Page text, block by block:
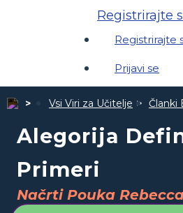
Registrirajte
Registrirajte
Prijavi se
Vsi Viri za Učitelje Članki
Alegorija
Primeri
Načrti Pouka